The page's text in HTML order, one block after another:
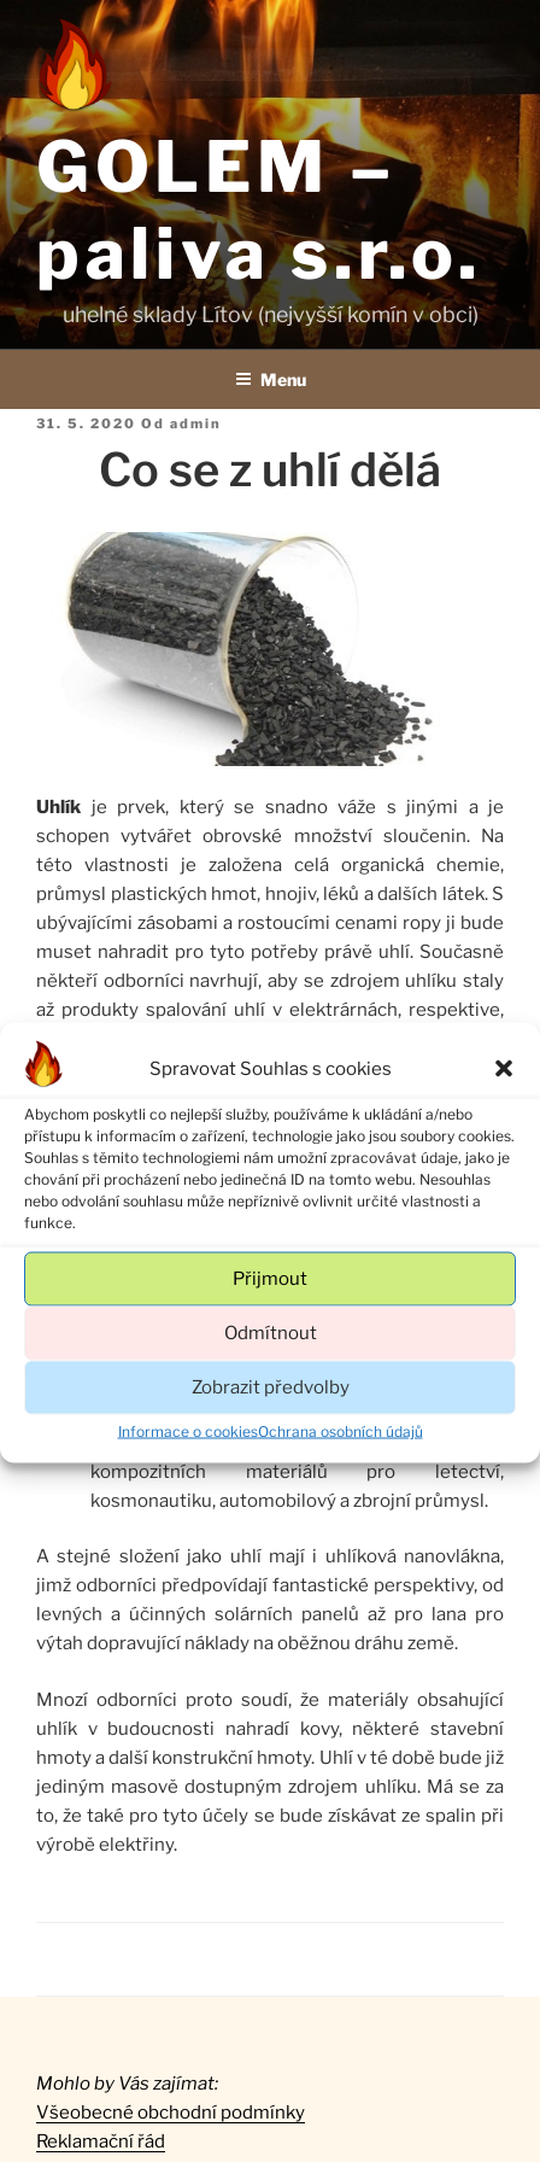
Spravovat Souhlas s cookies
Abychom poskytli co nejlepší služby, používáme k ukládání a/nebo
přístupu k informacím o zařízení, technologie jako jsou soubory cookies.
Souhlas s těmito technologiemi nám umožní zpracovávat údaje, jako je
chování při procházení nebo jedinečná ID na tomto webu. Nesouhlas
nebo odvolání souhlasu může nepříznivě ovlivnit určité vlastnosti a
funkce.
Přijmout
Odmítnout
Zobrazit předvolby
Informace o cookiesOchrana osobních údajů
obsahu
webu
GOLEM –
paliva s.r.o.
uhelné sklady Lítov (nejvyšší komín v obci)
Menu
Publikováno
31. 5. 2020 Od admin
Co se z uhlí dělá
Uhlík je prvek, který se snadno váže s jinými a je
schopen vytvářet obrovské množství sloučenin. Na
této vlastnosti je založena celá organická chemie,
průmysl plastických hmot, hnojiv, léků a dalších látek. S
ubývajícími zásobami a rostoucími cenami ropy ji bude
muset nahradit pro tyto potřeby právě uhlí. Současně
někteří odborníci navrhují, aby se zdrojem uhlíku staly
až produkty spalování uhlí v elektrárnách, respektive,
aby se výroba elektřiny kombinovala s výrobou paliv a
chemických surovin. První pokusy v tomto směru již
Aktivní uhlí má širokou škálu použití – je vhodné
například pro odbarvování průmyslových kyselin
nebo odstraňování amonných iontů, ozónu,
Unikátní vlastnosti má i sám uhlík – prakticky
Oba nerosty se od sebe liší jen stavbou
krystalické mřížky, a přesto je diamant
nejtvrdším přírodním prvkem.
Stejné složení jako uhlí ale mají i uhlíková vlákna
používaná do mimořádně pevných a lehkých
kompozitních materiálů pro letectví,
kosmonautiku, automobilový a zbrojní průmysl.
A stejné složení jako uhlí mají i uhlíková nanovlákna,
jimž odborníci předpovídají fantastické perspektivy, od
levných a účinných solárních panelů až pro lana pro
výtah dopravující náklady na oběžnou dráhu země.
Mnozí odborníci proto soudí, že materiály obsahující
uhlík v budoucnosti nahradí kovy, některé stavební
hmoty a další konstrukční hmoty. Uhlí v té době bude již
jediným masově dostupným zdrojem uhlíku. Má se za
to, že také pro tyto účely se bude získávat ze spalin při
výrobě elektřiny.
Mohlo by Vás zajímat:
Všeobecné obchodní podmínky
Reklamační řád